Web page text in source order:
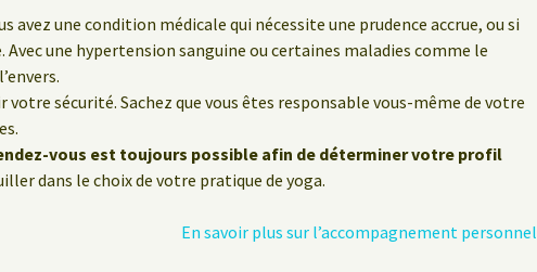
avez une condition médicale qui nécessite une prudence accrue, ou si
Avec une hypertension sanguine ou certaines maladies comme le
sécurité. Sachez que vous êtes responsable vous-même de votre
vous est toujours possible afin de déterminer votre profil
dans le choix de votre pratique de yoga.
En savoir plus sur l’accompagnement personnel